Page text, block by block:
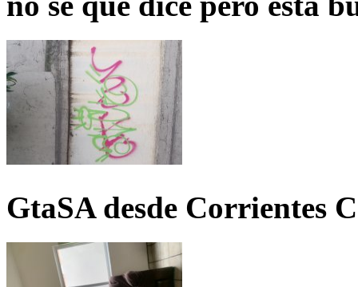
GtaSA desde Corrientes